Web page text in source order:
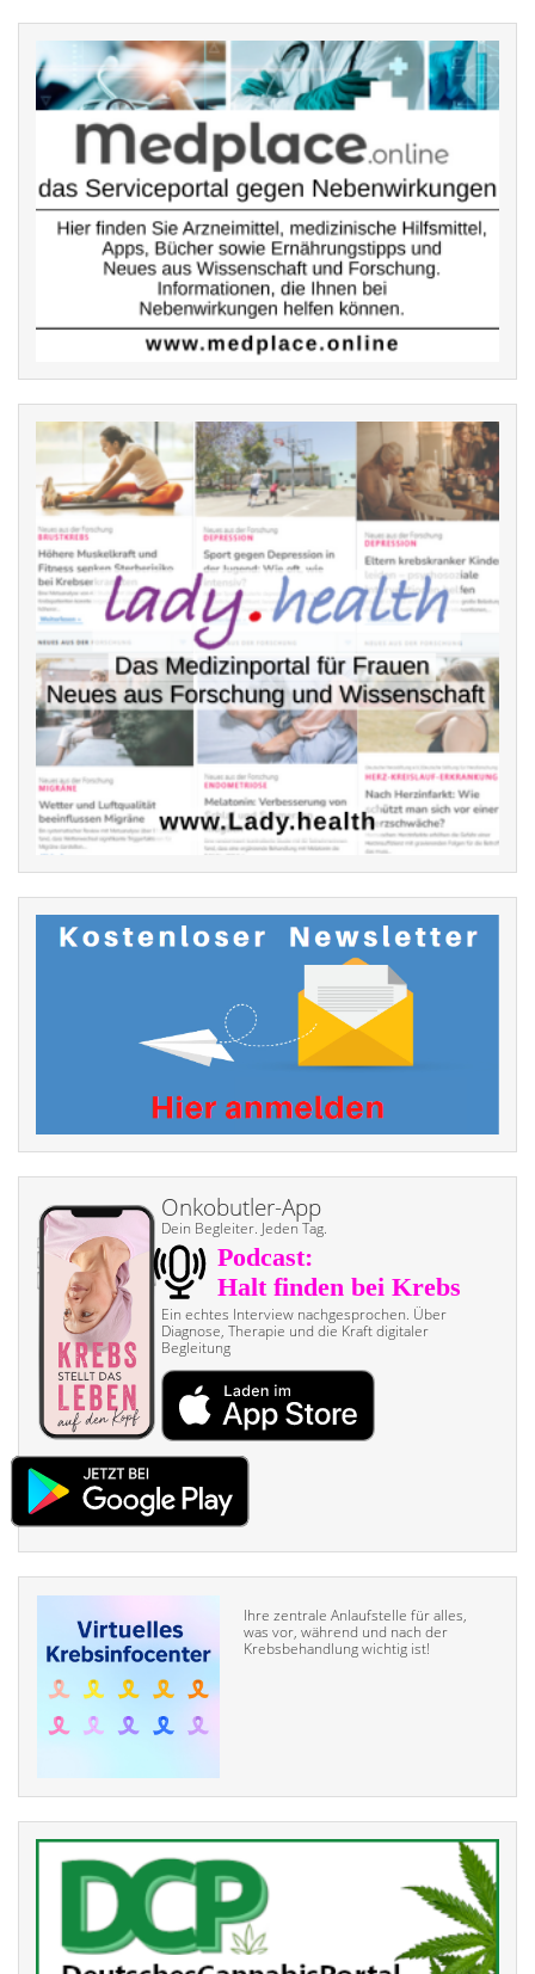
Onkobutler-App
Dein Begleiter. Jeden Tag.
Ein echtes Interview nach­gesprochen. Über
Diagnose, Therapie und die Kraft digitaler
Begleitung
Ihre zentrale Anlaufstelle für alles,
was vor, während und nach der
Krebsbehandlung wichtig ist!